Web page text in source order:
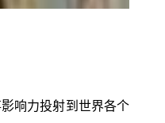
响力投射到世界各个